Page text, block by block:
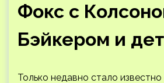
Фокс с
Бэйкером и
Только недавно стало